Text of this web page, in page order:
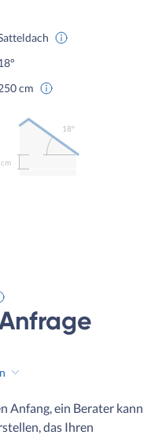
cm
18º
Anfang, ein Berater kann
das Ihren